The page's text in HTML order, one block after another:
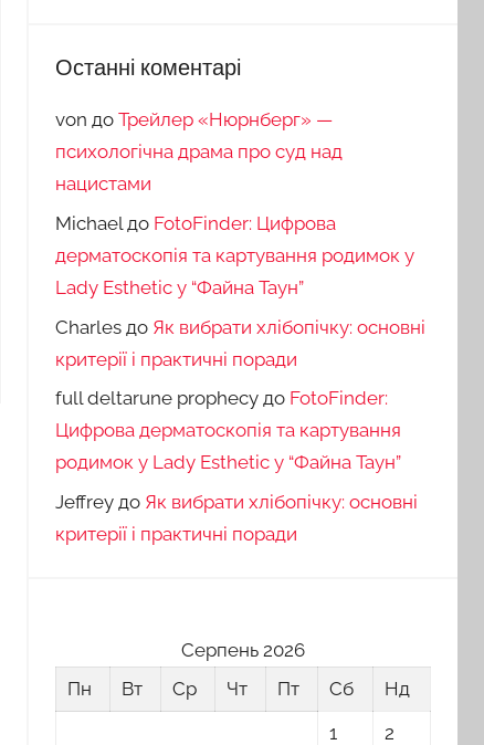
Останні коментарі
von до Трейлер «Нюрнберг» —
психологічна драма про суд над
нацистами
Michael до FotoFinder: Цифрова
дерматоскопія та картування родимок у
Lady Esthetic у “Файна Таун”
Charlesдо Як вибрати хлібопічку: основні
критерії і практичні поради
full deltarune prophecyдо FotoFinder:
Цифрова дерматоскопія та картування
родимок у Lady Esthetic у “Файна Таун”
Jeffreyдо Як вибрати хлібопічку: основні
критерії і практичні поради
Серпень 2026
Пн
Вт Ср Чт Пт Сб
Нд
1
2